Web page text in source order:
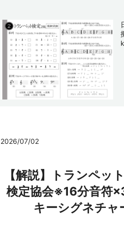
2026/07/02
【解説】トランペッ
検定協会※16分音符
キーシグネチャ